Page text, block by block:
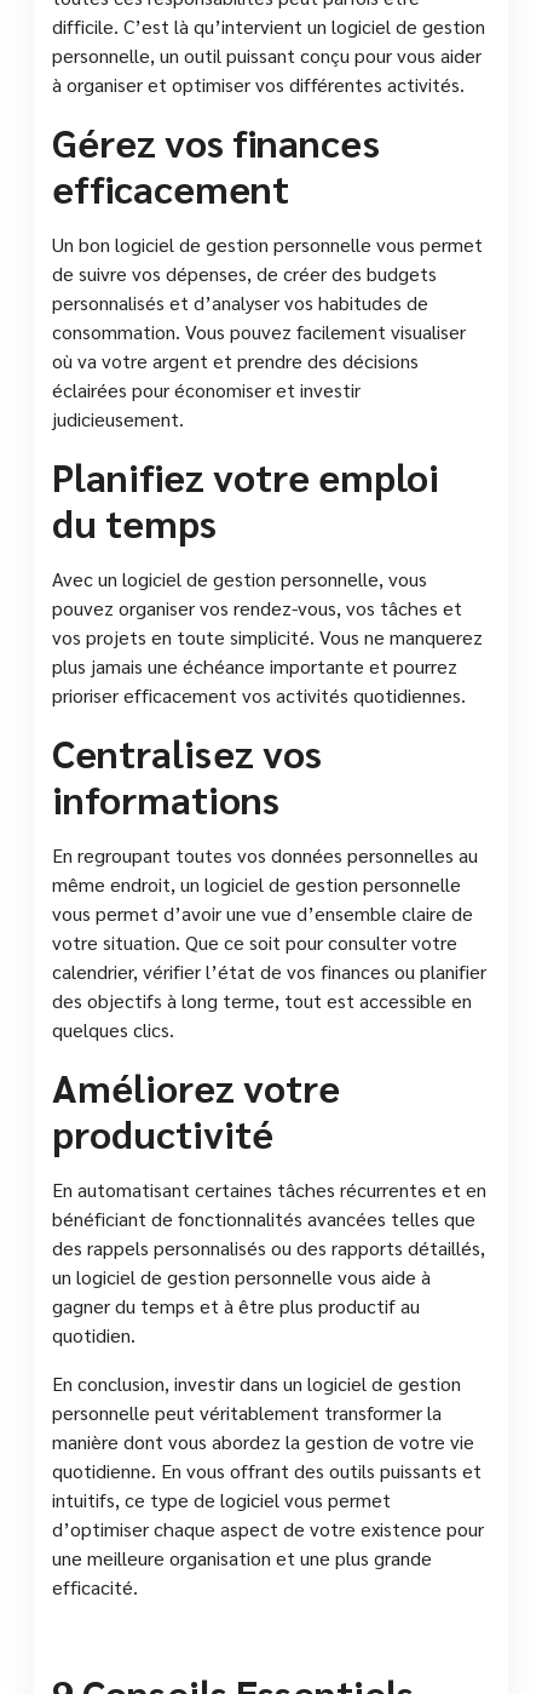
difficile. C’est là qu’intervient un logiciel de gestion
personnelle, un outil puissant conçu pour vous aider
à organiser et optimiser vos différentes activités.
Gérez vos finances
efficacement
Un bon logiciel de gestion personnelle vous permet
de suivre vos dépenses, de créer des budgets
personnalisés et d’analyser vos habitudes de
consommation. Vous pouvez facilement visualiser
où va votre argent et prendre des décisions
éclairées pour économiser et investir
judicieusement.
Planifiez votre emploi
du temps
Avec un logiciel de gestion personnelle, vous
pouvez organiser vos rendez-vous, vos tâches et
vos projets en toute simplicité. Vous ne manquerez
plus jamais une échéance importante et pourrez
prioriser efficacement vos activités quotidiennes.
Centralisez vos
informations
En regroupant toutes vos données personnelles au
même endroit, un logiciel de gestion personnelle
vous permet d’avoir une vue d’ensemble claire de
votre situation. Que ce soit pour consulter votre
calendrier, vérifier l’état de vos finances ou planifier
des objectifs à long terme, tout est accessible en
quelques clics.
Améliorez votre
productivité
En automatisant certaines tâches récurrentes et en
bénéficiant de fonctionnalités avancées telles que
des rappels personnalisés ou des rapports détaillés,
un logiciel de gestion personnelle vous aide à
gagner du temps et à être plus productif au
quotidien.
En conclusion, investir dans un logiciel de gestion
personnelle peut véritablement transformer la
manière dont vous abordez la gestion de votre vie
quotidienne. En vous offrant des outils puissants et
intuitifs, ce type de logiciel vous permet
d’optimiser chaque aspect de votre existence pour
une meilleure organisation et une plus grande
efficacité.